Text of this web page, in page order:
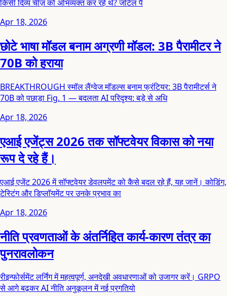
किसी दिव्य चीज़ को अभिव्यक्त कर रहे थे? जटिल पै
Apr 18, 2026
छोटे भाषा मॉडल बनाम अग्रणी मॉडल: 3B पैरामीटर ने
70B को हराया
BREAKTHROUGH स्मॉल लैंग्वेज मॉडल्स बनाम फ्रंटियर: 3B पैरामीटर्स ने
70B को पछाड़ा Fig. 1 — बदलता AI परिदृश्य: बड़े से अधि
Apr 18, 2026
एआई एजेंट्स 2026 तक सॉफ्टवेयर विकास को नया
रूप दे रहे हैं।
एआई एजेंट 2026 में सॉफ्टवेयर डेवलपमेंट को कैसे बदल रहे हैं, यह जानें। कोडिंग,
टेस्टिंग और डिप्लॉयमेंट पर उनके प्रभाव का
Apr 18, 2026
नीति प्रवणताओं के अंतर्निहित कार्य-कारण तंत्र का
पुनरावलोकन
रीइन्फोर्समेंट लर्निंग में महत्वपूर्ण, अनदेखी अवधारणाओं को उजागर करें। GRPO
से आगे बढ़कर AI नीति अनुकूलन में नई प्रगतियो